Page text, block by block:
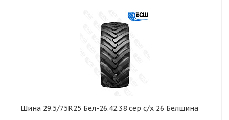
Шина 29.5/75R25 Бел-26.42.38 сер с/х 26 Белшина